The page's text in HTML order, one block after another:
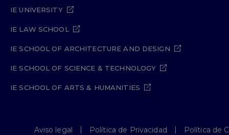
IE UNIVERSITY
IE LAW SCHOOL
IE SCHOOL OF ARCHITECTURE AND DESIGN
IE SCHOOL OF SCIENCE & TECHNOLOGY
IE SCHOOL OF ARTS & HUMANITIES
Aviso legal Política de Privacidad
Política de